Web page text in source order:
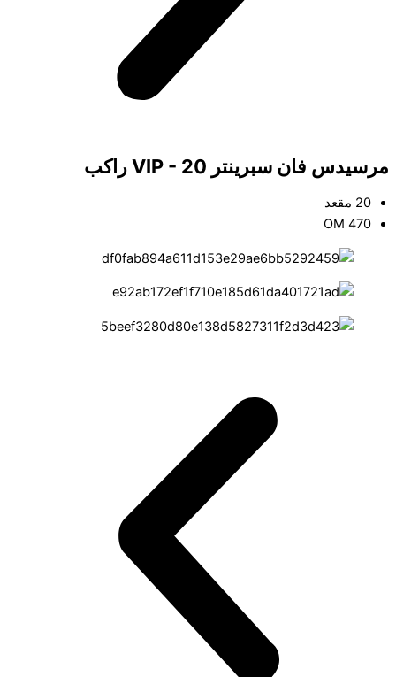
مرسيدس فان سبرينتر VIP - 20 راكب
20 مقعد
OM 470